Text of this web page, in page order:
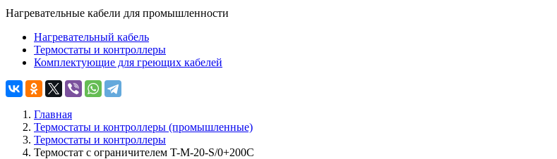
Нагревательные кабели для промышленности
Нагревательный кабель
Термостаты и контроллеры
Комплектующие для греющих кабелей
Главная
Термостаты и контроллеры (промышленные)
Термостаты и контроллеры
Термостат с ограничителем T-M-20-S/0+200C